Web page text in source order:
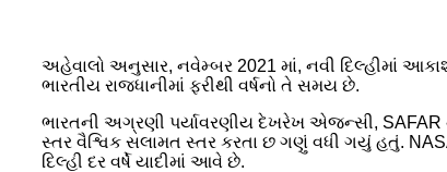
અહેવાલો અનુસાર, નવેમ્બર 2021 માં, નવી દિલ્હીમાં
ભારતીય રાજધાનીમાં ફરીથી વર્ષનો તે સમય છે.
ભારતની અગ્રણી પર્યાવરણીય દેખરેખ એજન્સી, SAFAR
સ્તર વૈશ્વિક સલામત સ્તર કરતા છ ગણું વધી ગયું હતું.
દિલ્હી દર વર્ષે યાદીમાં આવે છે.